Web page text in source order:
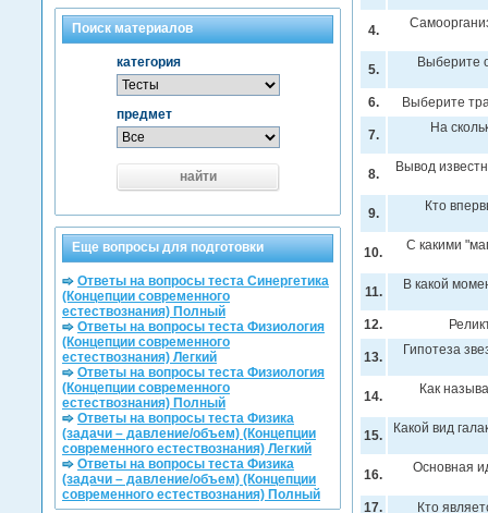
4.
5. Выберите
6. Выберите
7. На
8. Вывод
9. Кто
10. С какими
11. В какой
12.
13. Гипотеза
14. Как
15. Какой вид
16. Основная
17. Кто
Поиск материалов
категория
предмет
найти
Еще вопросы для подготовки
Ответы на вопросы теста Синергетика
(Концепции современного
естествознания) Полный
Ответы на вопросы теста Физиология
(Концепции современного
естествознания) Легкий
Ответы на вопросы теста Физиология
(Концепции современного
естествознания) Полный
Ответы на вопросы теста Физика
(задачи – давление/объем) (Концепции
современного естествознания) Легкий
Ответы на вопросы теста Физика
(задачи – давление/объем) (Концепции
современного естествознания) Полный